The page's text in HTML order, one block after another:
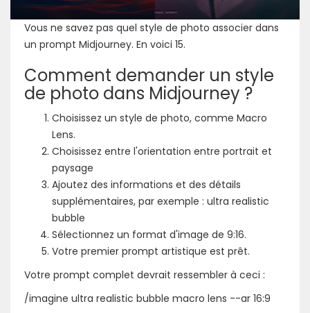
Vous ne savez pas quel style de photo associer dans
un prompt Midjourney. En voici 15.
Comment demander un style
de photo dans Midjourney ?
Choisissez un style de photo, comme Macro
Lens.
Choisissez entre l'orientation entre portrait et
paysage
Ajoutez des informations et des détails
supplémentaires, par exemple : ultra realistic
bubble
Sélectionnez un format d'image de 9:16.
Votre premier prompt artistique est prêt.
Votre prompt complet devrait ressembler à ceci :
/imagine ultra realistic bubble macro lens --ar 16:9